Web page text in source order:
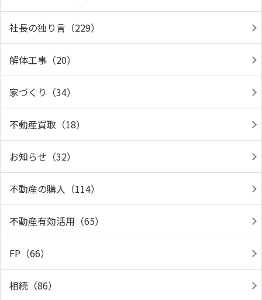
社長の独り言（229）
解体工事（20）
家づくり（34）
不動産買取（18）
お知らせ（32）
不動産の購入（114）
不動産有効活用（65）
FP（66）
相続（86）